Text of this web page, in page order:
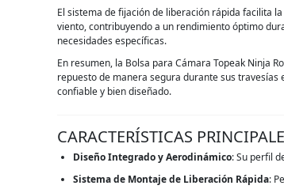
El sistema de fijación de liberación rápida facilita
viento, contribuyendo a un rendimiento óptimo
necesidades específicas.
En resumen, la Bolsa para Cámara Topeak Ninja
repuesto de manera segura durante sus
confiable y bien diseñado.
CARACTERÍSTICAS
Diseño Integrado y Aerodinámico: Su perfil
Sistema de Montaje de Liberación Rápida: